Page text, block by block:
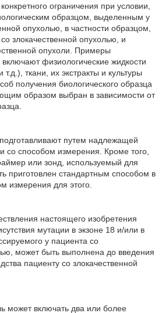
ограничения при условии,
образцом, выделенным у
опухолью, в частности образцом,
злокачественной опухолью, и
опухоли. Примеры
включают физиологические жидкости
ткани, их экстракты и культуры
получения биологического образца
образом выбран в зависимости от
путем надлежащей
со способом измерения. Кроме того,
или зонд, используемый для
приготовлен стандартным способом в
измерения для этого.
настоящего изобретения
мутации в экзоне 18 и/или в
у пациента со
может быть выполнена до введения
пациенту со злокачественной
может включать два или более